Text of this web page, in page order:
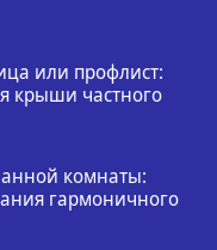
или профлист:
крыши частного
комнаты:
гармоничного